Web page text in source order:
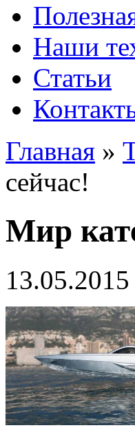
Наши
Статьи
Главная »
сейчас!
Мир
13.05.2015